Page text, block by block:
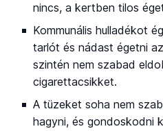
nincs, a kertben tilos
Kommunális hulladékot
tarlót és nádast égetni
szintén nem szabad
cigarettacsikket.
A tüzeket soha nem
hagyni, és gondoskodni